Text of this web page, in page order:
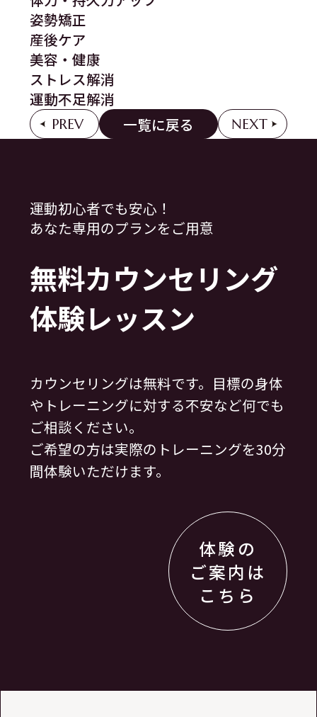
姿勢矯正
産後ケア
美容・健康
ストレス解消
運動不足解消
PREV 一覧に戻る NEXT
運動初心者でも安心！
あなた専用のプランをご用意
無料カウンセリング
体験レッスン
カウンセリングは無料です。目標の身体
やトレーニングに対する不安など何でも
ご相談ください。
ご希望の方は実際のトレーニングを30分
間体験いただけます。
体験の
ご案内は
こちら